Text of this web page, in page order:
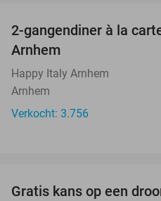
2-gangendiner à la
Arnhem
Happy Italy Arnhem
Arnhem
Verkocht: 3.756
Gratis kans op een